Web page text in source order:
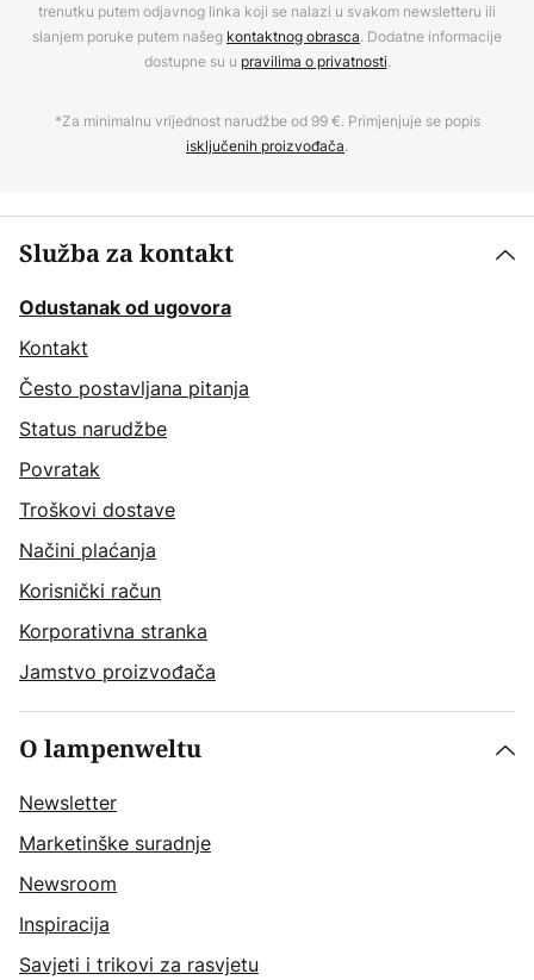
trenutku putem odjavnog linka koji se nalazi u svakom newsletteru ili
slanjem poruke putem našeg kontaktnog obrasca. Dodatne informacije
dostupne su u pravilima o privatnosti.
*Za minimalnu vrijednost narudžbe od 99 €. Primjenjuje se popis
isključenih proizvođača.
Služba za kontakt
Odustanak od ugovora
Kontakt
Često postavljana pitanja
Status narudžbe
Povratak
Troškovi dostave
Načini plaćanja
Korisnički račun
Korporativna stranka
Jamstvo proizvođača
O lampenweltu
Newsletter
Marketinške suradnje
Newsroom
Inspiracija
Savjeti i trikovi za rasvjetu